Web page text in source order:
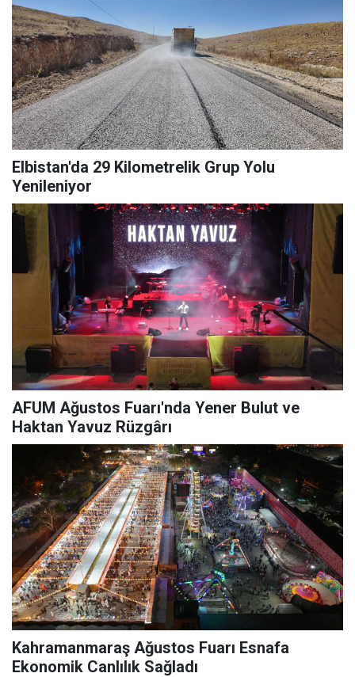
Elbistan'da 29 Kilometrelik Grup Yolu
Yenileniyor
AFUM Ağustos Fuarı'nda Yener Bulut ve
Haktan Yavuz Rüzgârı
Kahramanmaraş Ağustos Fuarı Esnafa
Ekonomik Canlılık Sağladı